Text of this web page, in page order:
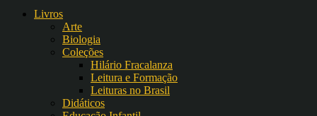
Livros
Arte
Biologia
Coleções
Hilário Fracalanza
Leitura e Formação
Leituras no Brasil
Didáticos